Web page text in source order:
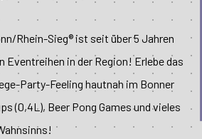
Rhein-Sieg® ist seit über 5 Jahren
Eventreihen in der Region! Erlebe das
Party-Feeling hautnah im Bonner
(0,4L), Beer Pong Games und vieles